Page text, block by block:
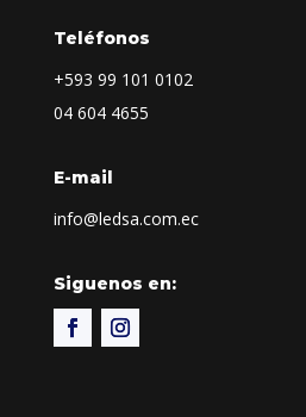
Teléfonos
+593 99 101 0102
04 604 4655
E-mail
info@ledsa.com.ec
Siguenos en: